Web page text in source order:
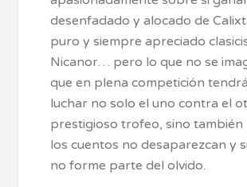
desenfadado y alocado de
puro y siempre apreciado
Nicanor… pero lo que no se
que en plena competición
luchar no solo el uno contra el
prestigioso trofeo, sino también
los cuentos no desaparezcan y
no forme parte del olvido.